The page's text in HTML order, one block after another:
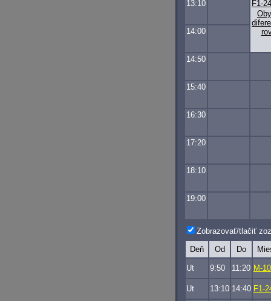
13:10
F1-
14:00
14:50
15:40
16:30
17:20
18:10
19:00
Zobrazovať/tlačiť
Deň Od Do
Ut 9:50 11:20 M-
Ut 13:10 14:40 F1-